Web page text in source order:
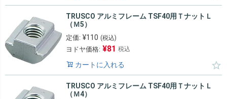
TRUSCO アルミフレーム TSF40用ＴナットＬ
（Ｍ5）
定価: ¥110 (税込)
ヨドヤ価格: ¥81 税込
カートに入れる
TRUSCO アルミフレーム TSF40用ＴナットＬ
（Ｍ4）